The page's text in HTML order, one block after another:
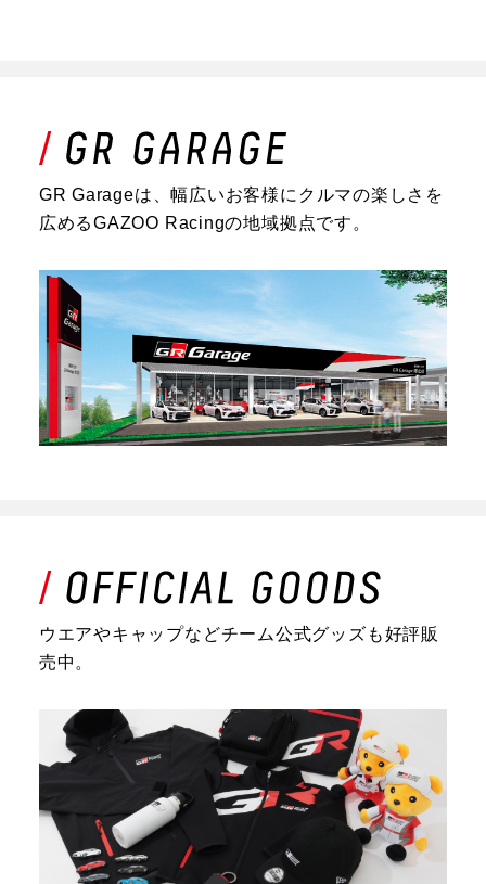
GR Garageは、幅広いお客様にクルマの楽しさを
広めるGAZOO Racingの地域拠点です。
ウエアやキャップなどチーム公式グッズも好評販
売中。